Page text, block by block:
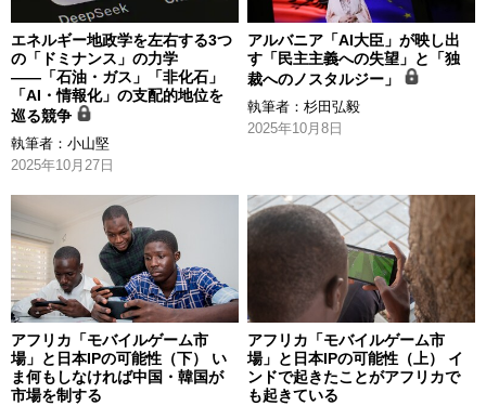
エネルギー地政学を左右する3つ
の「ドミナンス」の力学
――「石油・ガス」「非化石」
「AI・情報化」の支配的地位を
巡る競争
執筆者： 小山堅
2025年10月27日
アルバニア「AI大臣」が映し出
す「民主主義への失望」と「独
裁へのノスタルジー」
執筆者：杉田弘毅
2025年10月8日
アフリカ「モバイルゲーム市
場」と日本IPの可能性（下） い
ま何もしなければ中国・韓国が
市場を制する
アフリカ「モバイルゲーム市
場」と日本IPの可能性（上） イ
ンドで起きたことがアフリカで
も起きている